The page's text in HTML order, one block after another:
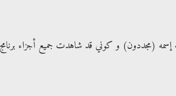
إسمه (مجددون) و كوني قد شاهدت جميع أجزاء برنامج